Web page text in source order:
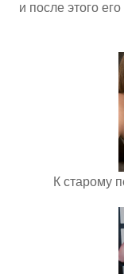
и после этого
К старому